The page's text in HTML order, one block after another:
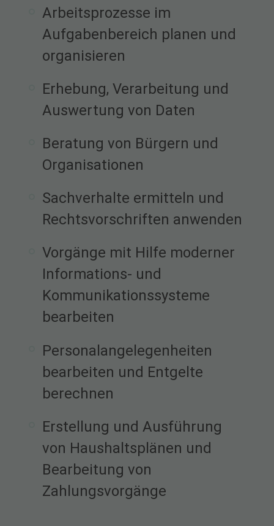
Arbeitsprozesse im
Aufgabenbereich planen und
organisieren
Erhebung, Verarbeitung und
Auswertung von Daten
Beratung von Bürgern und
Organisationen
Sachverhalte ermitteln und
Rechtsvorschriften anwenden
Vorgänge mit Hilfe moderner
Informations- und
Kommunikationssysteme
bearbeiten
Personalangelegenheiten
bearbeiten und Entgelte
berechnen
Erstellung und Ausführung
von Haushaltsplänen und
Bearbeitung von
Zahlungsvorgänge